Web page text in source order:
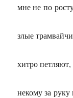
мне не по
злые
хитро петляют,
некому за руку